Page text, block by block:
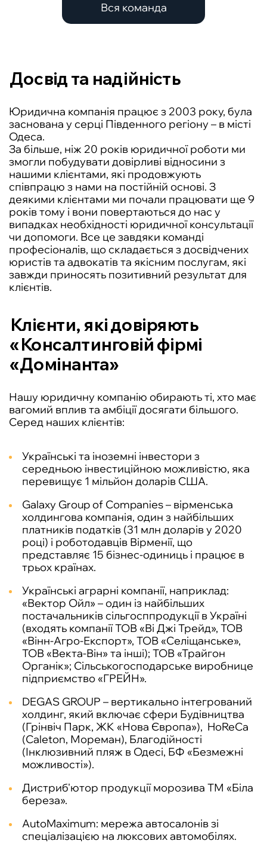
Вся команда
Досвід та надійність
Юридична компанія працює з 2003 року, була
заснована у серці Південного регіону – в місті
Одеса.
За більше, ніж 20 років юридичної роботи ми
змогли побудувати довірливі відносини з
нашими клієнтами, які продовжують
співпрацю з нами на постійній основі. З
деякими клієнтами ми почали працювати ще 9
років тому і вони повертаються до нас у
випадках необхідності юридичної консультації
чи допомоги. Все це завдяки команді
професіоналів, що складається з досвідчених
юристів та адвокатів та якісним послугам, які
завжди приносять позитивний результат для
клієнтів.
Клієнти, які довіряють
«Консалтинговій фірмі
«Домінанта»
Нашу юридичну компанію обирають ті, хто має
вагомий вплив та амбіції досягати більшого.
Серед наших клієнтів:
Українські та іноземні інвестори з
середньою інвестиційною можливістю, яка
перевищує 1 мільйон доларів США.
Galaxy Group of Companies – вірменська
холдингова компанія, один з найбільших
платників податків (31 млн доларів у 2020
році) і роботодавців Вірменії, що
представляє 15 бізнес-одиниць і працює в
трьох країнах.
Українські аграрні компанії, наприклад:
«Вектор Ойл» – один із найбільших
постачальників сільгосппродукції в Україні
(входять компанії ТОВ «Ві Джі Трейд», ТОВ
«Вінн-Агро-Експорт», ТОВ «Селіщанське»,
ТОВ «Векта-Він» та інші); ТОВ «Трайгон
Органік»; Сільськогосподарське виробнице
підприємство «ГРЕЙН».
DEGAS GROUP – вертикально інтегрований
холдинг, який включає сфери Будівництва
(Грінвіч Парк, ЖК «Нова Європа»), HoReCa
(Caleton, Мореман), Благодійності
(Інклюзивний пляж в Одесі, БФ «Безмежні
можливості»).
Дистриб'ютор продукції морозива ТМ «Біла
береза».
AutoMaximum: мережа автосалонів зі
спеціалізацією на люксових автомобілях.